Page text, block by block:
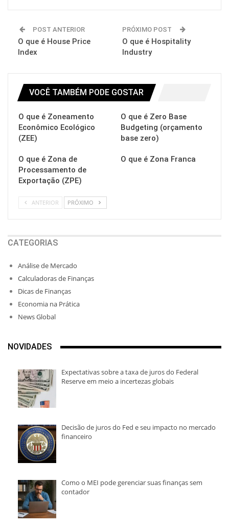
POST ANTERIOR
O que é House Price
Index
PRÓXIMO POST
O que é Hospitality
Industry
VOCÊ TAMBÉM PODE GOSTAR
O que é Zoneamento
Econômico Ecológico
(ZEE)
O que é Zero Base
Budgeting (orçamento
base zero)
O que é Zona de
Processamento de
Exportação (ZPE)
O que é Zona Franca
ANTERIOR PRÓXIMO
CATEGORIAS
Análise de Mercado
Calculadoras de Finanças
Dicas de Finanças
Economia na Prática
News Global
NOVIDADES
Expectativas sobre a taxa de juros do Federal
Reserve em meio a incertezas globais
Decisão de juros do Fed e seu impacto no mercado
financeiro
Como o MEI pode gerenciar suas finanças sem
contador